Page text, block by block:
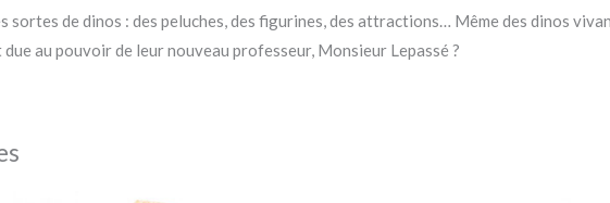
sortes de dinos : des peluches, des figurines, des attractions… Même des dinos
au pouvoir de leur nouveau professeur, Monsieur Lepassé ?